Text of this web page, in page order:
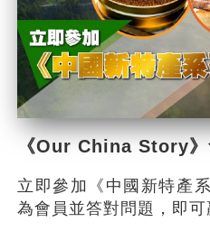
《Our China Story
立即參加《中國新特產
為會員並答對問題，即可